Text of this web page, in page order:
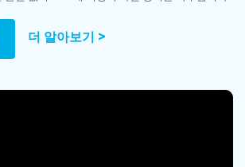
- Mac 버전
더 알아보기 >